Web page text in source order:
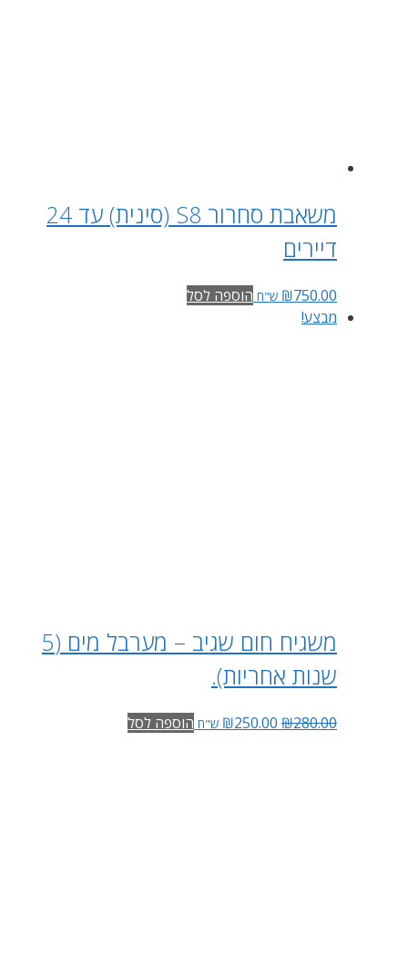
משאבת סחרור S8 (סינית) עד 24
דיירים
₪750.00 ש"ח הוספה לסל
מבצע!
משגיח חום שגיב – מערבל מים (5
שנות אחריות).
₪280.00
₪250.00 ש"ח הוספה לסל